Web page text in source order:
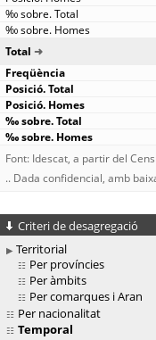
Total
Font: Idescat, a partir del
.. Dada confidencial, amb
Criteri de desagregació
Territorial
Per províncies
Per àmbits
Per comarques i Aran
Per nacionalitat
Temporal